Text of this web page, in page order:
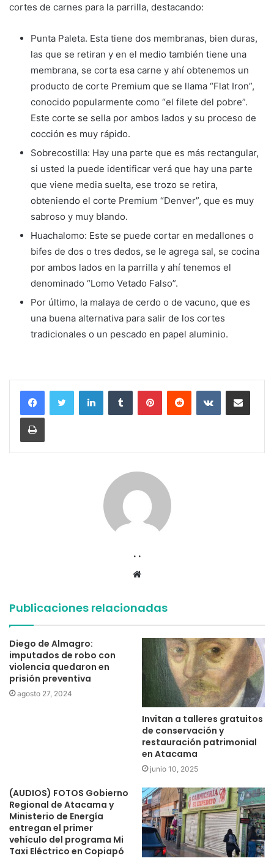
cortes de carnes para la parrilla, destacando:
Punta Paleta. Esta tiene dos membranas, bien duras,
las que se retiran y en el medio también tiene una
membrana, se corta esa carne y ahí obtenemos un
producto de corte Premium que se llama “Flat Iron”,
conocido popularmente como “el filete del pobre”.
Este corte se sella por ambos lados y su proceso de
cocción es muy rápido.
Sobrecostilla: Hay una parte que es más rectangular,
si usted la puede identificar verá que hay una parte
que viene media suelta, ese trozo se retira,
obteniendo el corte Premium “Denver”, que es muy
sabroso y muy blando.
Huachalomo: Este se puede cortar en medallones o
bifes de dos o tres dedos, se le agrega sal, se cocina
por ambos lados en la parrilla y ahí tenemos el
denominado “Lomo Vetado Falso”.
Por último, la malaya de cerdo o de vacuno, que es
una buena alternativa para salir de los cortes
tradicionales o un pescado en papel aluminio.
LinkedInTumblr PinterestReddit VKontakteCompartir por
Imprimir
. .
Sitio
Publicaciones relacionadas
Diego de Almagro:
imputados de robo con
violencia quedaron en
prisión preventiva
agosto 27, 2024
Invitan a talleres gratuitos
de conservación y
restauración patrimonial
en Atacama
junio 10, 2025
(AUDIOS) FOTOS Gobierno
Regional de Atacama y
Ministerio de Energía
entregan el primer
vehículo del programa Mi
Taxi Eléctrico en Copiapó